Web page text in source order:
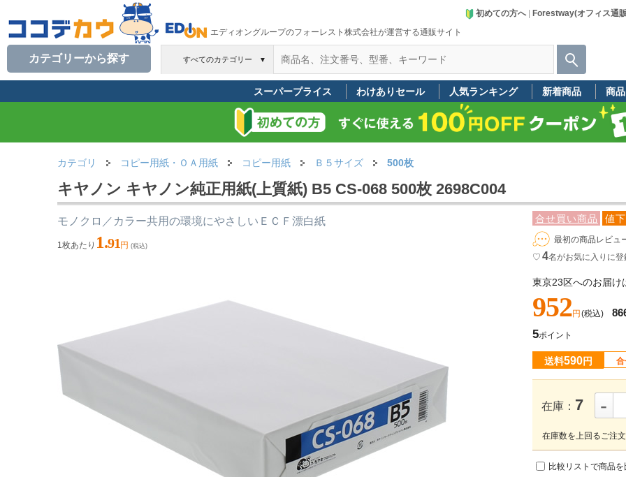
エディオングループのフォーレスト株式会社が運営する通販サイト
初めての方へ| Forestway(オフィス通
すべてのカテゴリー ▼
カテゴリーから探す
スーパープライス わけありセール 人気ランキング 新着商品 商
カテゴリ コピー用紙・ＯＡ用紙 コピー用紙 Ｂ５サイズ 500枚
キヤノン キヤノン純正用紙(上質紙) B5 CS-068 500枚 2698C004
合せ買い商品 値
最初の商品レビュ
♡ 4名がお気に入りに
東京23区へのお届け
952円 (税込)
5ポイント
送料590円
在庫： 7 -
在庫数を上回るご注
比較リストで商品
モノクロ／カラー共用の環境にやさしいＥＣＦ漂白紙
1枚あたり 1.91 円 (税込)